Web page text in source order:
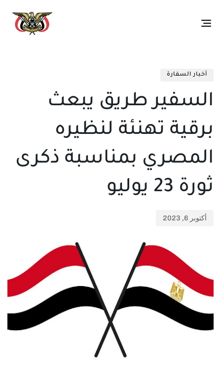
Toggle
أخبار السفارة
السفير طريق يبعث
برقية تهنئة لنظيره
المصري بمناسبة ذكرى
ثورة 23 يوليو
أكتوبر 6, 2023